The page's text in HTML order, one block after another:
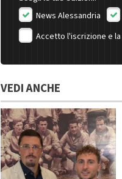
News Alessandria
Accetto l'iscrizione e la
VEDI ANCHE